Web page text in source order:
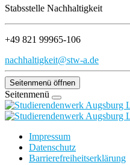
Stabsstelle Nachhaltigkeit
+49 821 99965-106
nachhaltigkeit@stw-a.de
Seitenmenü öffnen
Seitenmenü
Impressum
Datenschutz
Barrierefreiheitserklärung